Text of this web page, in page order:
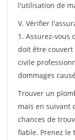
l'utilisation de
V. Vérifier
1. Assurez-vous
doit être
civile
dommages
Trouver un
mais en suivant
chances de
fiable. Prenez le